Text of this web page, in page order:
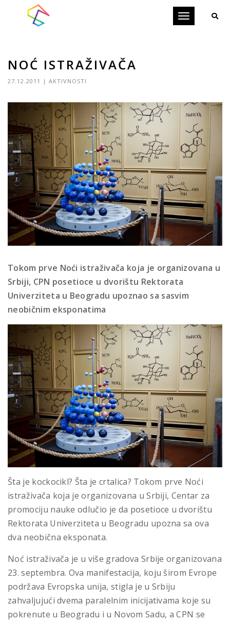
Toggle
NOĆ ISTRAŽIVAČA
27.12.2011 | AKTIVNOSTI
Tokom prve Noći istraživača koja je organizovana u
Srbiji, CPN posetioce u dvorištu Rektorata
Univerziteta u Beogradu upoznao sa sasvim
neobičnim eksponatima
Šta je kockocikl? Šta je crtalica? Tokom prve Noći
istraživača koja je organizovana u Srbiji, Centar za
promociju nauke odlučio je da posetioce u dvorištu
Rektorata Univerziteta u Beogradu upozna sa ova
dva neobična eksponata.
Noć istraživača je u više gradova Srbije organizovana
23. septembra. Ova manifestacija, koju širom Evrope
podržava Evropska unija, stigla je u Srbiju
zahvaljujući dvema paralelnim inicijativama koje su
pokrenute u Beogradu i u Novom Sadu, a CPN se